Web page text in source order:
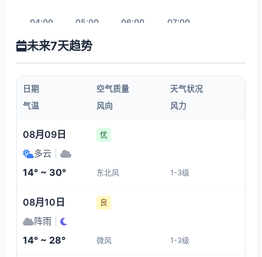
04:00
15°
05:00
15°
06:00 07:00
08:00
14°
1-3
09:00 11:00
18:00
26°
1-3
12:00 14:00
未来7天趋势
日期 空气质量
天气状况
气温
风向 风力
08月09日 优
多云
14° ~ 30° 东北风 1-3级
08月10日 良
阵雨
14° ~ 28° 微风 1-3级